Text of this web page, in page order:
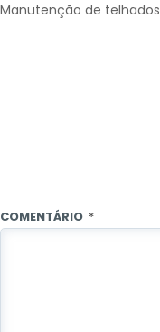
Manutenção de telhados
COMENTÁRIO *